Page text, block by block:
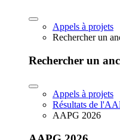
Appels à projets
Rechercher un
Rechercher un
Appels à projets
Résultats de
AAPG 2026